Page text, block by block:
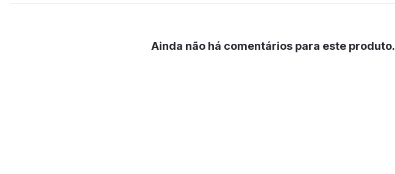
Ainda não há comentários para este produto.